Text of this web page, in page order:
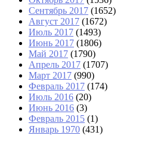
Сентябрь 2017 (1652)
Август 2017 (1672)
Июль 2017 (1493)
Июнь 2017 (1806)
Май 2017 (1790)
Апрель 2017 (1707)
Март 2017 (990)
Февраль 2017 (174)
Июль 2016 (20)
Июнь 2016 (3)
Февраль 2015 (1)
Январь 1970 (431)